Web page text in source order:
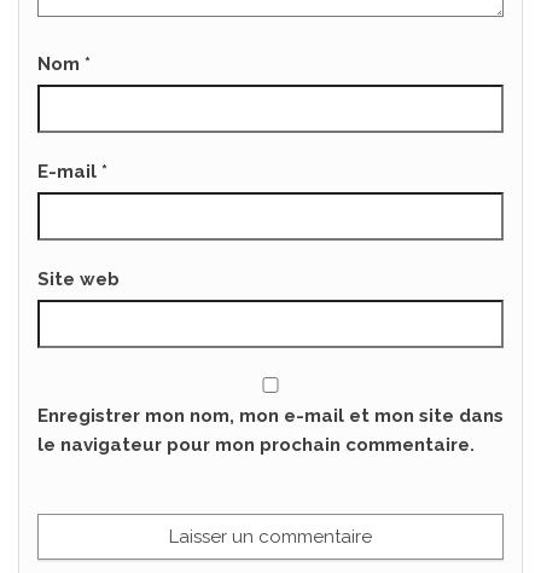
Nom *
E-mail *
Site web
Enregistrer mon nom, mon e-mail et mon site dans
le navigateur pour mon prochain commentaire.